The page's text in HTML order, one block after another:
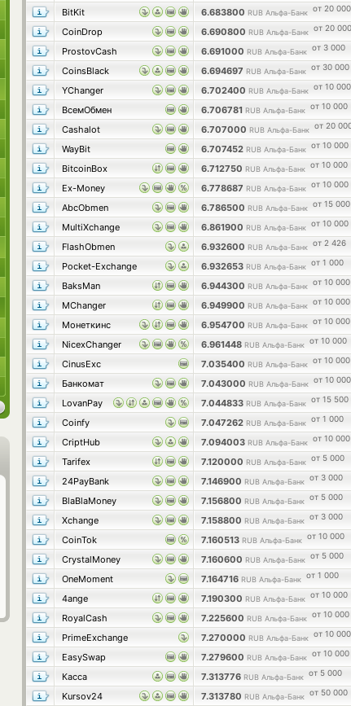
BitKit 6.683800 RUB Альфа-Банк от 20 000
CoinDrop 6.690800 RUB Альфа-Банк от 20 000
ProstovCash 6.691000 RUB Альфа-Банк от 3 000
CoinsBlack 6.694697 RUB Альфа-Банк от 30 000
YChanger 6.702400 RUB Альфа-Банк от 10 000
ВсемОбмен 6.706781 RUB Альфа-Банк от 10 000
Cashalot 6.707000 RUB Альфа-Банк от 20
WayBit 6.707452 RUB Альфа-Банк от 10 000
BitcoinBox 6.712750 RUB Альфа-Банк от 10 000
Ex-Money 6.778687 RUB Альфа-Банк от 10 000
AbcObmen 6.786500 RUB Альфа-Банк от 15 000
MultiXchange 6.861900 RUB Альфа-Банк от 10 000
FlashObmen 6.932600 RUB Альфа-Банк от 2 426
Pocket-Exchange 6.932653 RUB Альфа-Банк от 1 000
BaksMan 6.944300 RUB Альфа-Банк от 10 000
MChanger 6.949900 RUB Альфа-Банк от 10 000
Монеткинс 6.954700 RUB Альфа-Банк от 10 000
NicexChanger 6.961448 RUB Альфа-Банк от 10 000
CinusExc 7.035400 RUB Альфа-Банк от 10 000
Банкомат 7.043000 RUB Альфа-Банк от 10 000
LovanPay 7.044833 RUB Альфа-Банк от 15 500
Coinfy 7.047262 RUB Альфа-Банк от 1 000
CriptHub 7.094003 RUB Альфа-Банк от 10 000
Tarifex 7.120000 RUB Альфа-Банк от 5 000
24PayBank 7.146900 RUB Альфа-Банк от 3 000
BlaBlaMoney 7.156800 RUB Альфа-Банк от 5 000
Xchange 7.158800 RUB Альфа-Банк от 3 000
CoinTok 7.160513 RUB Альфа-Банк от 10 000
CrystalMoney 7.160600 RUB Альфа-Банк от 5 000
OneMoment 7.164716 RUB Альфа-Банк от 1 000
4ange 7.190300 RUB Альфа-Банк от 10 000
RoyalCash 7.225600 RUB Альфа-Банк от 10 000
PrimeExchange 7.270000 RUB Альфа-Банк от 10 000
EasySwap 7.279600 RUB Альфа-Банк от 10 000
Касса 7.313776 RUB Альфа-Банк от 5 000
Kursov24 7.313780 RUB Альфа-Банк от 50 000